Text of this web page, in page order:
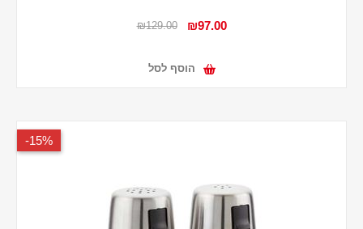
₪97.00
₪129.00
הוסף לסל
15%-